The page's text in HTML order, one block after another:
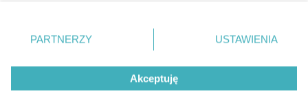
© 2026 Grupa ZPR Media
zmienić/wycofać klikając przycisk ustawień prywatności
znajdujący się w lewym dolnym rogu strony
rodzaje przetwarzania danych nie wymagają zgody
użytkownika, ale masz prawo sprzeciwić się takiemu
przetwarzaniu. Preferencje będą miały zastosowanie tylko
PARTNERZY USTAWIENIA
Akceptuję